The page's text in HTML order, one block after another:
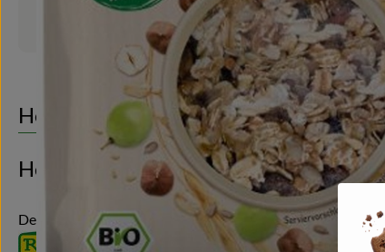
Produktdatenblatt
Herkunft
Hersteller: Rapunzel
Deutschland